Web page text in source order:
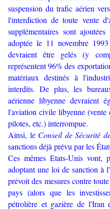
suspension du trafic aérien
l'interdiction de toute vente
supplémentaires sont
adoptée le 11 novembre
devraient être gelés (y
représentent 96% des
matériaux destinés à
interdits. De plus, les
aérienne libyenne devraient
l'aviation civile libyenne (vente
pilotes, etc.) interrompue.
Ainsi, le Conseil de Sécurité
sanctions déjà prévu par les
Ces mêmes Etats-Unis
adoptant une loi de sanction à
prévoit des mesures contre
pays (alors que les
pétrolière et gazière de